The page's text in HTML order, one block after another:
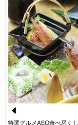
特選グルメASO食べ尽く